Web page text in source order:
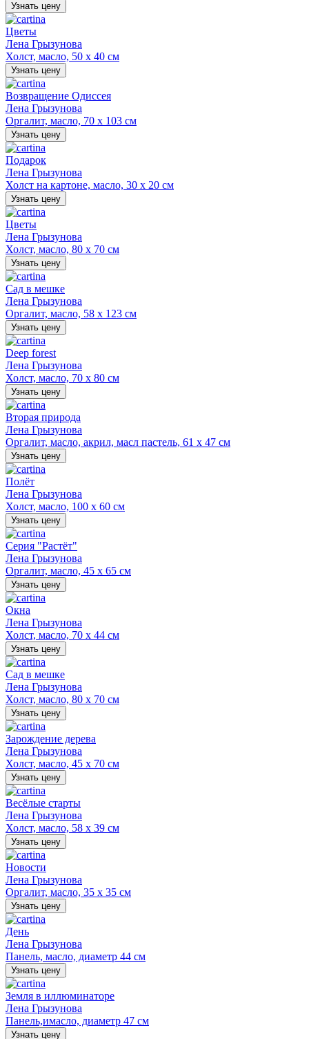
Узнать цену
Цветы
Лена Грызунова
Холст, масло, 50 х 40 см
Узнать цену
Возвращение Одиссея
Лена Грызунова
Оргалит, масло, 70 х 103 см
Узнать цену
Подарок
Лена Грызунова
Холст на картоне, масло, 30 х 20 см
Узнать цену
Цветы
Лена Грызунова
Холст, масло, 80 х 70 см
Узнать цену
Сад в мешке
Лена Грызунова
Оргалит, масло, 58 х 123 см
Узнать цену
Deep forest
Лена Грызунова
Холст, масло, 70 х 80 см
Узнать цену
Вторая природа
Лена Грызунова
Оргалит, масло, акрил, масл пастель, 61 х 47 см
Узнать цену
Полёт
Лена Грызунова
Холст, масло, 100 х 60 см
Узнать цену
Серия "Растёт"
Лена Грызунова
Оргалит, масло, 45 х 65 см
Узнать цену
Окна
Лена Грызунова
Холст, масло, 70 х 44 см
Узнать цену
Сад в мешке
Лена Грызунова
Холст, масло, 80 х 70 см
Узнать цену
Зарождение дерева
Лена Грызунова
Холст, масло, 45 х 70 см
Узнать цену
Весёлые старты
Лена Грызунова
Холст, масло, 58 х 39 см
Узнать цену
Новости
Лена Грызунова
Оргалит, масло, 35 х 35 см
Узнать цену
День
Лена Грызунова
Панель, масло, диаметр 44 см
Узнать цену
Земля в иллюминаторе
Лена Грызунова
Панель,имасло, диаметр 47 см
Узнать цену